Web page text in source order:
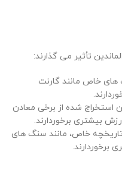
تأثیر می گذارند:
های خاص مانند گارنت
استخراج شده از برخی معادن
بیشتری برخوردارند.
خاص، مانند سنگ های
برخوردارند.